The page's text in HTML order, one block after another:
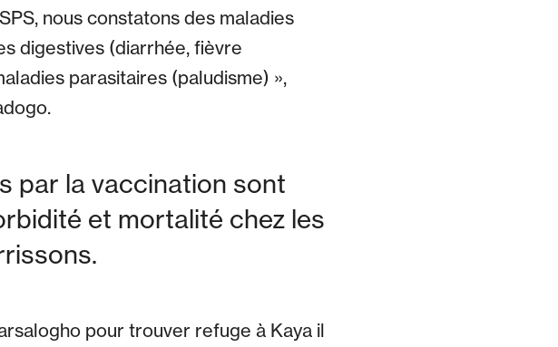
nous constatons des maladies
digestives (diarrhée, fièvre
parasitaires (paludisme) »,
par la vaccination sont
et mortalité chez les
pour trouver refuge à Kaya il